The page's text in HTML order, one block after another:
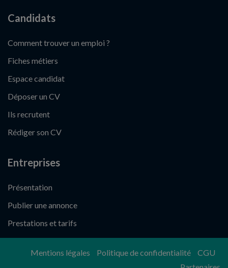
Candidats
Comment trouver un emploi ?
Fiches métiers
Espace candidat
Déposer un CV
Ils recrutent
Rédiger son CV
Entreprises
Présentation
Publier une annonce
Prestations et tarifs
Mentions légales Politique de confidentialité
CGU